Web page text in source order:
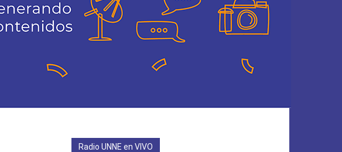
Radio UNNE en VIVO